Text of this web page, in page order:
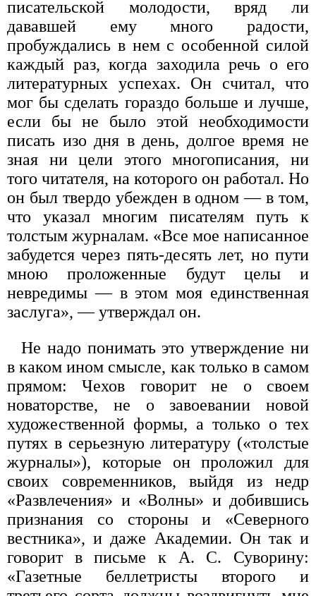
писательской молодости, вряд ли
дававшей ему много радости,
пробуждались в нем с особенной силой
каждый раз, когда заходила речь о его
литературных успехах. Он считал, что
мог бы сделать гораздо больше и лучше,
если бы не было этой необходимости
писать изо дня в день, долгое время не
зная ни цели этого многописания, ни
того читателя, на которого он работал. Но
он был твердо убежден в одном — в том,
что указал многим писателям путь к
толстым журналам. «Все мое написанное
забудется через пять-десять лет, но пути
мною проложенные будут целы и
невредимы — в этом моя единственная
заслуга», — утверждал он.
Не надо понимать это утверждение ни
в каком ином смысле, как только в самом
прямом: Чехов говорит не о своем
новаторстве, не о завоевании новой
художественной формы, а только о тех
путях в серьезную литературу («толстые
журналы»), которые он проложил для
своих современников, выйдя из недр
«Развлечения» и «Волны» и добившись
признания со стороны и «Северного
вестника», и даже Академии. Он так и
говорит в письме к А. С. Суворину:
«Газетные беллетристы второго и